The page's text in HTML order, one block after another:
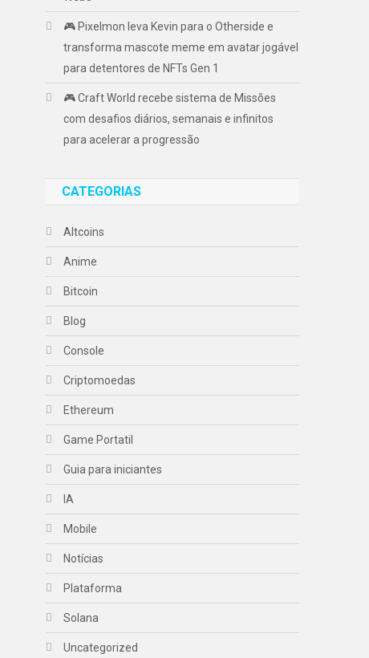
🎮 Pixelmon leva Kevin para o Otherside e
transforma mascote meme em avatar jogável
para detentores de NFTs Gen 1
🎮 Craft World recebe sistema de Missões
com desafios diários, semanais e infinitos
para acelerar a progressão
CATEGORIAS
Altcoins
Anime
Bitcoin
Blog
Console
Criptomoedas
Ethereum
Game Portatil
Guia para iniciantes
IA
Mobile
Notícias
Plataforma
Solana
Uncategorized